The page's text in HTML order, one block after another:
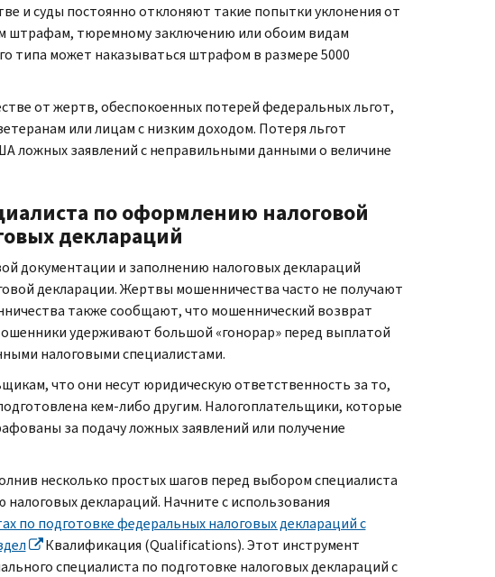
и суды постоянно отклоняют такие попытки уклонения от
штрафам, тюремному заключению или обоим видам
типа может наказываться штрафом в размере 5000
от жертв, обеспокоенных потерей федеральных льгот,
или лицам с низким доходом. Потеря льгот
ложных заявлений с неправильными данными о величине
по оформлению налоговой
деклараций
документации и заполнению налоговых деклараций
декларации. Жертвы мошенничества часто не получают
также сообщают, что мошеннический возврат
удерживают большой «гонорар» перед выплатой
налоговыми специалистами.
что они несут юридическую ответственность за то,
кем-либо другим. Налогоплательщики, которые
за подачу ложных заявлений или получение
несколько простых шагов перед выбором специалиста
деклараций. Начните с использования
по подготовке федеральных налоговых деклараций с
Квалификация (Qualifications). Этот инструмент
специалиста по подготовке налоговых деклараций с